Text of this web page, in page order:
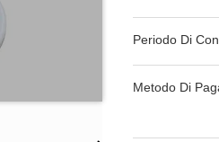
Periodo Di
Metodo Di